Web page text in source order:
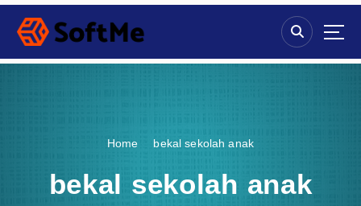
S
p
Home bekal sekolah anak
bekal sekolah anak